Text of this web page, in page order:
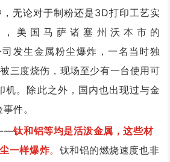
无论对于制粉还是3D打印工艺实
，美国马萨诸塞州沃本市的
发生金属粉尘爆炸，一名当时独
三度烧伤，现场至少有一台使用可
机。除此之外，国内也出现过与金
件。
钛和铝等均是活泼金属，这些材
一样爆炸。 钛和铝的燃烧速度也非